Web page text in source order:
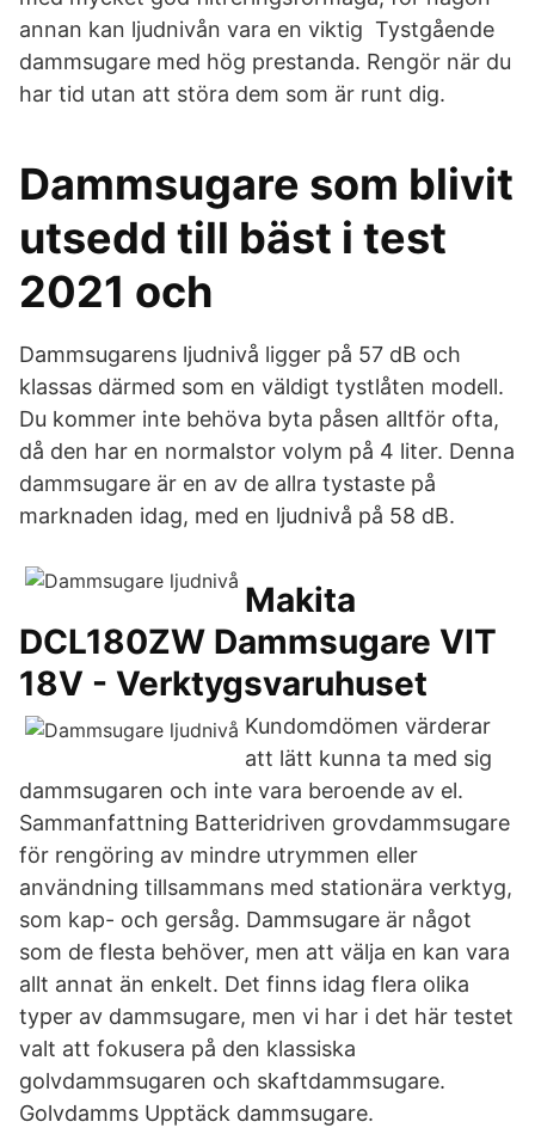
annan kan ljudnivån vara en viktig Tystgående
dammsugare med hög prestanda. Rengör när du
har tid utan att störa dem som är runt dig.
Dammsugare som blivit
utsedd till bäst i test
2021 och
Dammsugarens ljudnivå ligger på 57 dB och
klassas därmed som en väldigt tystlåten modell.
Du kommer inte behöva byta påsen alltför ofta,
då den har en normalstor volym på 4 liter. Denna
dammsugare är en av de allra tystaste på
marknaden idag, med en ljudnivå på 58 dB.
Makita
DCL180ZW Dammsugare VIT
18V - Verktygsvaruhuset
Kundomdömen värderar
att lätt kunna ta med sig
dammsugaren och inte vara beroende av el.
Sammanfattning Batteridriven grovdammsugare
för rengöring av mindre utrymmen eller
användning tillsammans med stationära verktyg,
som kap- och gersåg. Dammsugare är något
som de flesta behöver, men att välja en kan vara
allt annat än enkelt. Det finns idag flera olika
typer av dammsugare, men vi har i det här testet
valt att fokusera på den klassiska
golvdammsugaren och skaftdammsugare.
Golvdamms Upptäck dammsugare.